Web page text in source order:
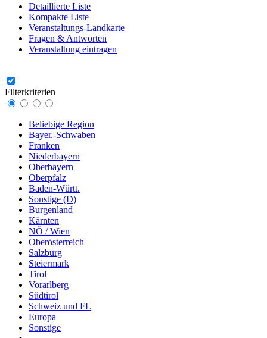
Detaillierte Liste
Kompakte Liste
Veranstaltungs-Landkarte
Fragen & Antworten
Veranstaltung eintragen
Filterkriterien
Beliebige Region
Bayer.-Schwaben
Franken
Niederbayern
Oberbayern
Oberpfalz
Baden-Württ.
Sonstige (D)
Burgenland
Kärnten
NÖ / Wien
Oberösterreich
Salzburg
Steiermark
Tirol
Vorarlberg
Südtirol
Schweiz und FL
Europa
Sonstige